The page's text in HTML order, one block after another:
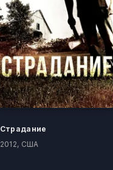
Страдание
2012, США